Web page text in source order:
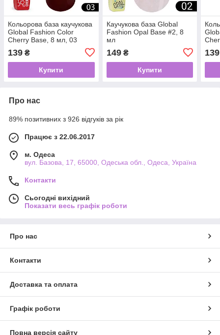
Кольорова база каучукова
Global Fashion Color
Cherry Base, 8 мл, 03
139 ₴
Купити
Каучукова база Global
Fashion Opal Base #2, 8
мл
149₴
Купити
139
Про нас
89% позитивних з 926 відгуків за рік
Працює з 22.06.2017
м. Одеса
вул. Базова, 17, 65000, Одеська обл., Одеса, Україна
Контакти
Сьогодні вихідний
Показати весь графік роботи
Про нас
Контакти
Доставка та оплата
Графік роботи
Повна версія сайту